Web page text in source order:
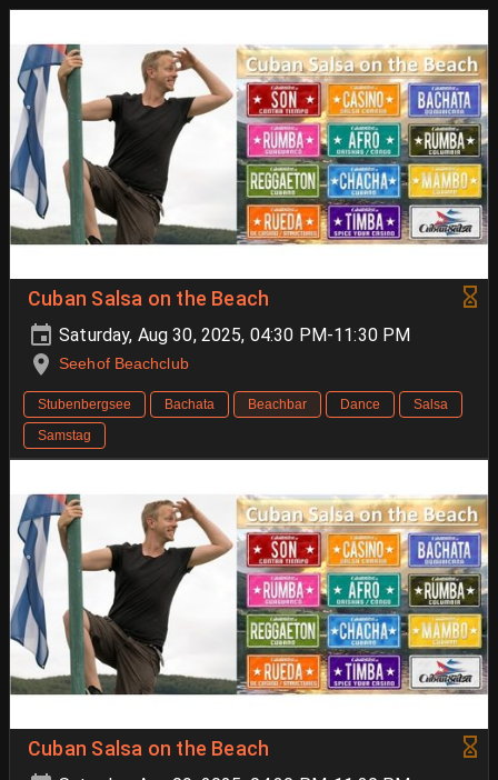
Cuban Salsa on the Beach
Saturday, Aug 30, 2025, 04:30 PM-11:30 PM
Seehof Beachclub
Stubenbergsee Bachata Beachbar Dance
Salsa
Samstag
Cuban Salsa on the Beach